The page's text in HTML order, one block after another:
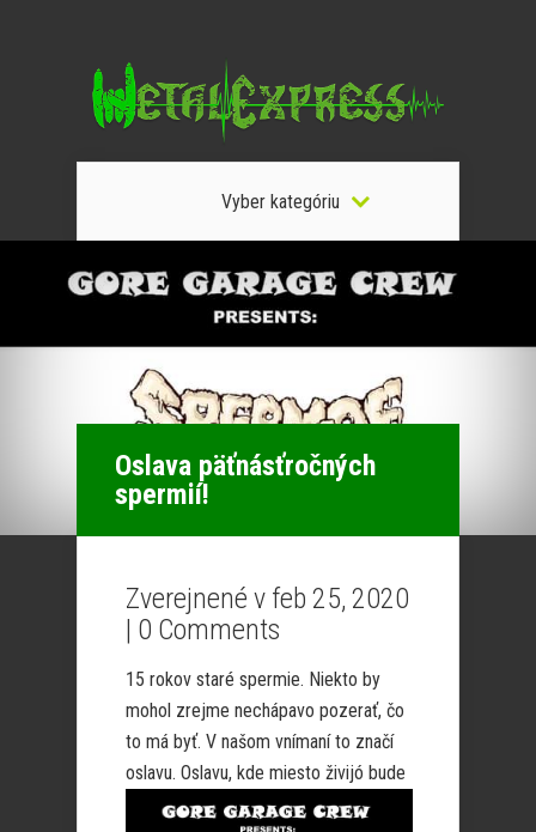
Vyber kategóriu
Oslava päťnásťročných
spermií!
Zverejnené v feb 25, 2020
| 0 Comments
15 rokov staré spermie. Niekto by
mohol zrejme nechápavo pozerať, čo
to má byť. V našom vnímaní to značí
oslavu. Oslavu, kde miesto živijó bude